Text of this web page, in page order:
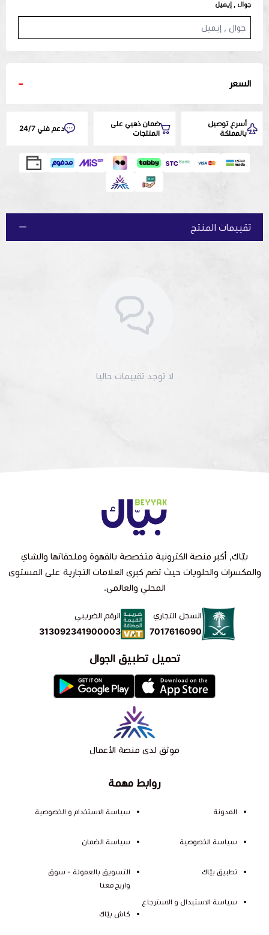
جوال , إيميل
السعر -
أسرع توصيل
بالمملكة
ضمان ذهبي على
المنتجات
دعم فني 24/7
تقييمات المنتج
لا توجد تقييمات حاليا
روابط مهمة
المدونة
سياسة الخصوصية
تطبيق بيّاك
سياسة الاستبدال و الاسترجاع
سياسة الاستخدام و الخصوصية
سياسة الضمان
التسويق بالعمولة - سوق
واربح معنا
كاش بيّاك
بيّاك, أكبر منصة الكترونية متخصصة بالقهوة وملحقاتها والشاي
والمكسرات والحلويات حيث تضم كبرى العلامات التجارية على المستوى
المحلي والعالمي.
السجل التجاري
7017616090
الرقم الضريبي
313092341900003
تحميل تطبيق الجوال
موثق لدى منصة الأعمال